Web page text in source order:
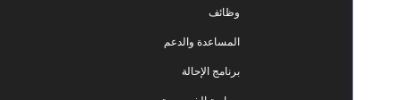
المساعدة والدعم
برنامج الإحالة